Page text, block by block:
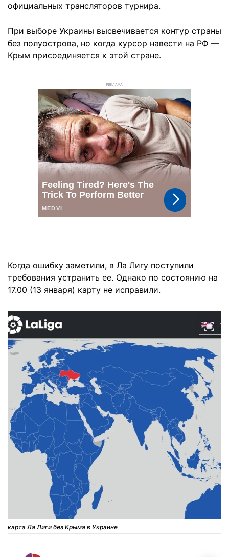
официальных трансляторов турнира.
При выборе Украины высвечивается контур страны
без полуострова, но когда курсор навести на РФ —
Крым присоединяется к этой стране.
РЕКЛАМА
Когда ошибку заметили, в Ла Лигу поступили
требования устранить ее. Однако по состоянию на
17.00 (13 января) карту не исправили.
карта Ла Лиги без Крыма в Украине